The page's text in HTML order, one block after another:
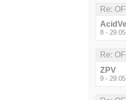
Re:
8 -
Re:
ZPV
9 -